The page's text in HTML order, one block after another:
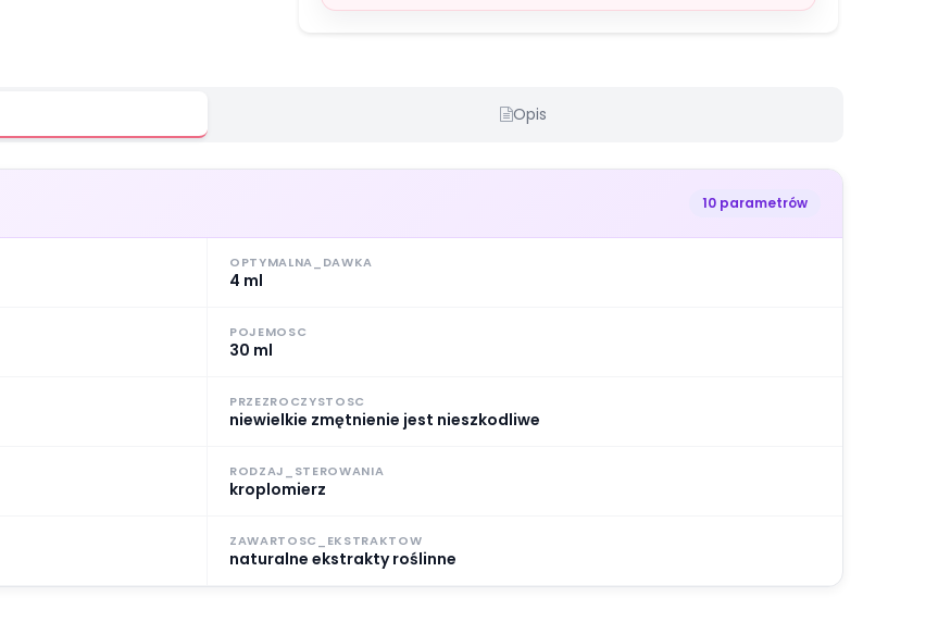
Opis
10 parametrów
OPTYMALNA_DAWKA
4 ml
POJEMOSC
30 ml
PRZEZROCZYSTOSC
niewielkie zmętnienie jest nieszkodliwe
RODZAJ_STEROWANIA
kroplomierz
ZAWARTOSC_EKSTRAKTOW
naturalne ekstrakty roślinne